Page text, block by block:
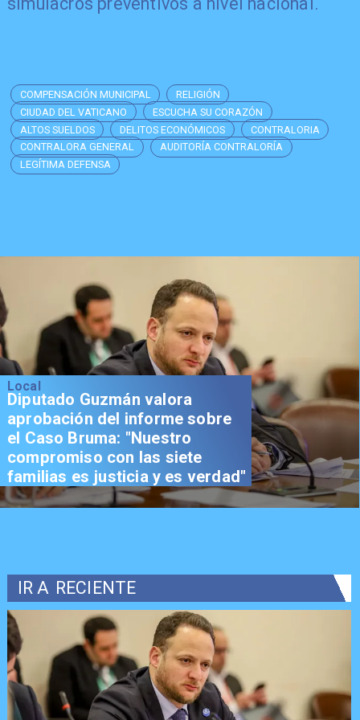
COMPENSACIÓN MUNICIPAL
RELIGIÓN
CIUDAD DEL VATICANO
ESCUCHA SU CORAZÓN
ALTOS SUELDOS
DELITOS ECONÓMICOS
CONTRALORIA
CONTRALORA GENERAL
AUDITORÍA CONTRALORÍA
LEGÍTIMA DEFENSA
Local
Diputado Guzmán valora
aprobación del informe sobre
el Caso Bruma: "Nuestro
compromiso con las siete
familias es justicia y es verdad"
IR A RECIENTE